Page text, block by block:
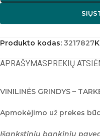
Produkto kodas: 3217827
APRAŠYMASPREKIŲ
VINILINĖS GRINDYS –
Apmokėjimo už prekes
Išankstiniu bankiniu